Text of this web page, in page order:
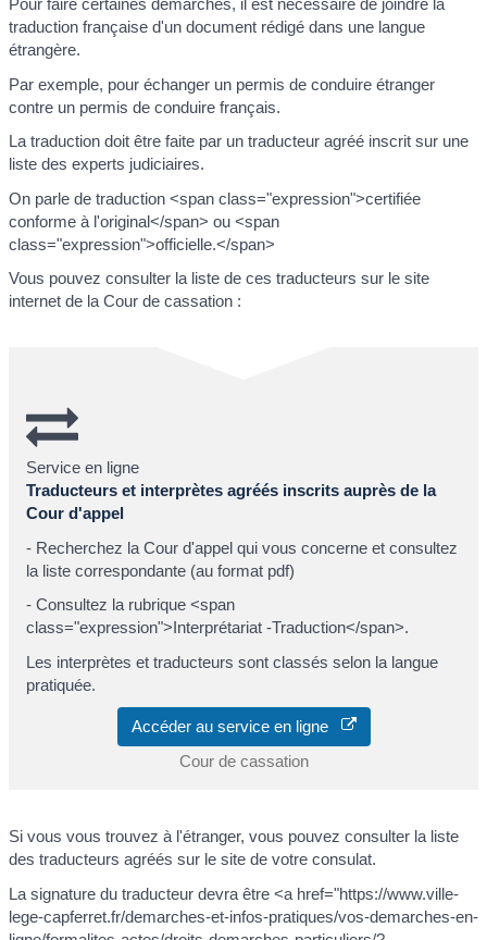
Pour faire certaines démarches, il est nécessaire de joindre la
traduction française d'un document rédigé dans une langue
étrangère.
Par exemple, pour échanger un permis de conduire étranger
contre un permis de conduire français.
La traduction doit être faite par un traducteur agréé inscrit sur une
liste des experts judiciaires.
On parle de traduction <span class="expression">certifiée
conforme à l'original</span> ou <span
class="expression">officielle.</span>
Vous pouvez consulter la liste de ces traducteurs sur le site
internet de la Cour de cassation :
Service en ligne
Traducteurs et interprètes agréés inscrits auprès de la
Cour d'appel
- Recherchez la Cour d'appel qui vous concerne et consultez
la liste correspondante (au format pdf)
- Consultez la rubrique <span
class="expression">Interprétariat -Traduction</span>.
Les interprètes et traducteurs sont classés selon la langue
pratiquée.
Accéder au service en ligne
Cour de cassation
Si vous vous trouvez à l'étranger, vous pouvez consulter la liste
des traducteurs agréés sur le site de votre consulat.
La signature du traducteur devra être <a href="https://www.ville-
lege-capferret.fr/demarches-et-infos-pratiques/vos-demarches-en-